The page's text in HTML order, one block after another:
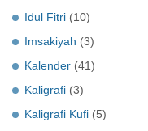
Idul Fitri (10)
Imsakiyah (3)
Kalender (41)
Kaligrafi (3)
Kaligrafi Kufi (5)